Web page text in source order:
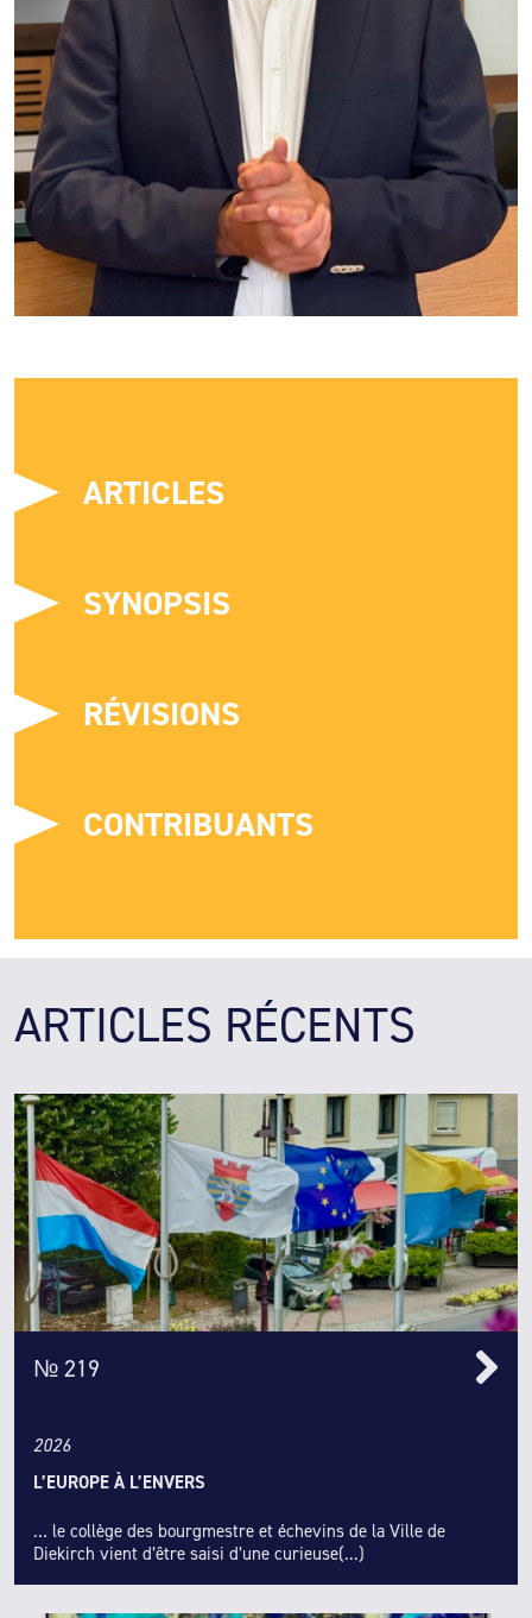
ARTICLES
SYNOPSIS
RÉVISIONS
CONTRIBUANTS
ARTICLES RÉCENTS
№ 219
2026
L’EUROPE À L’ENVERS
… le collège des bourgmestre et échevins de la Ville de
Diekirch vient d’être saisi d’une curieuse(...)